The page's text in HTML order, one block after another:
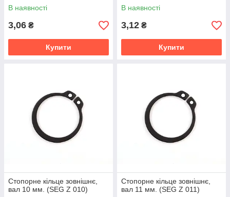
В наявності
3,06 ₴
Купити
В наявності
3,12 ₴
Купити
Стопорне кільце зовнішнє,
вал 10 мм. (SEG Z 010)
Стопорне кільце зовнішнє,
вал 11 мм. (SEG Z 011)